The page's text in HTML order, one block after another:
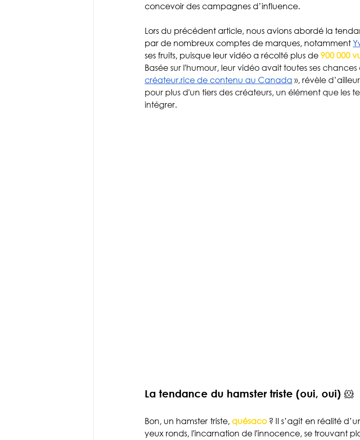
concevoir des campagnes d’influence.
Lors du précédent article, nous avions abordé la
par de nombreux comptes de marques, notamment
ses fruits, puisque leur vidéo a récolté plus de 900 000
Basée sur l'humour, leur vidéo avait toutes ses
créateur.rice de contenu au Canada », révèle
pour plus d'un tiers des créateurs, un élément que les
intégrer.
La tendance du hamster triste (oui, oui) 🐹
Bon, un hamster triste, quésaco ? Il s’agit en réalité
yeux ronds, l'incarnation de l'innocence, se trouvant